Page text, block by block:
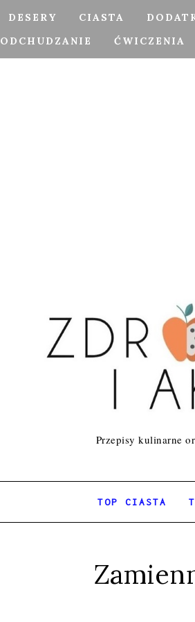
DESERY CIASTA
ODCHUDZANIE ĆWICZENIA
Przepisy kulinarne
TOP CIASTA